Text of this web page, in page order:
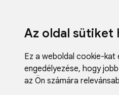
Az oldal sütiket
Ez a weboldal cookie-kat
engedélyezése, hogy
az Ön számára